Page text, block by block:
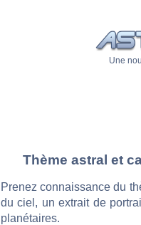
Une
Thème astral et
Prenez connaissance du
du ciel, un extrait de
planétaires.